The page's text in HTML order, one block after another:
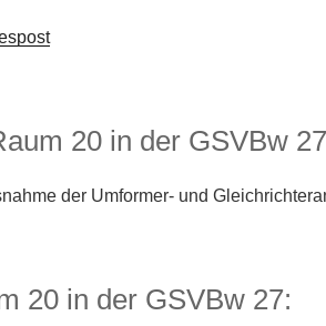
20 in der GSVBw
der Umformer- und
20 in der GSVBw 27: